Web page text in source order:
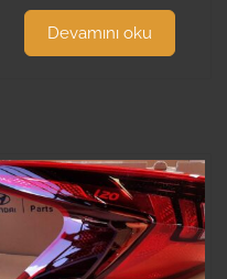
Devamını oku